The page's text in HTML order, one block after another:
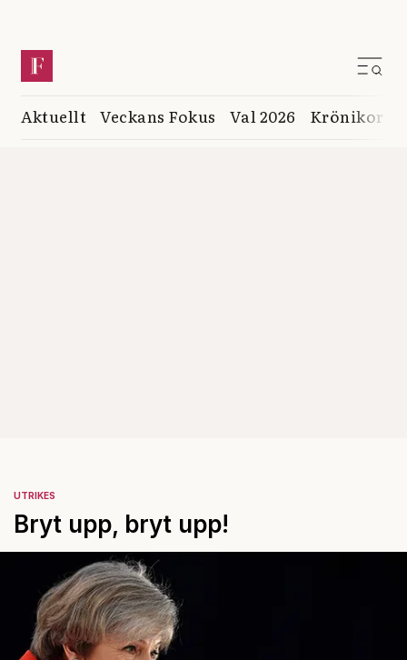
Aktuellt Veckans Fokus Val 2026 Krönikor
UTRIKES
Bryt upp, bryt upp!